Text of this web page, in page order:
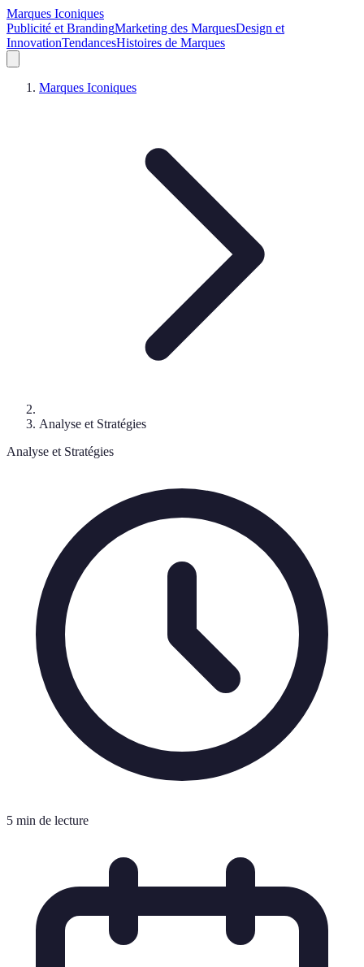
Marques Iconiques
Publicité et BrandingMarketing des MarquesDesign et
InnovationTendancesHistoires de Marques
Marques Iconiques
Analyse et Stratégies
Analyse et Stratégies
5 min de lecture